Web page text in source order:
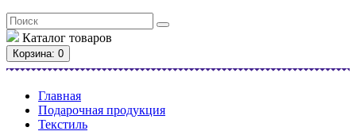
Каталог товаров
Корзина: 0
Главная
Подарочная продукция
Текстиль